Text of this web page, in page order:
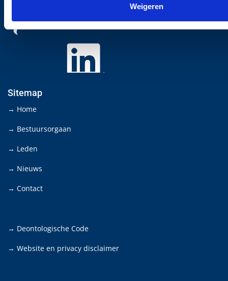
Weigeren
Sitemap
→ Home
→ Bestuursorgaan
→ Leden
→ Nieuws
→ Contact
→ Deontologische Code
→ Website en privacy disclaimer